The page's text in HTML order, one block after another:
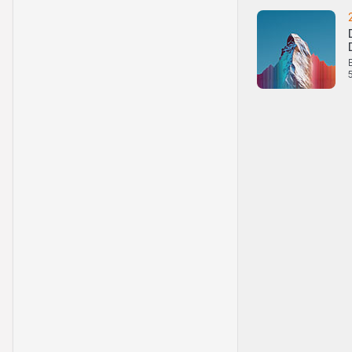
Kein Teil dieser
Markenzeichen
Rechtsansprüche
übertragen.
Die Emittentinnen
von Zeit zu Zeit,
Website als
oder
ob der relevante
eines Produktes